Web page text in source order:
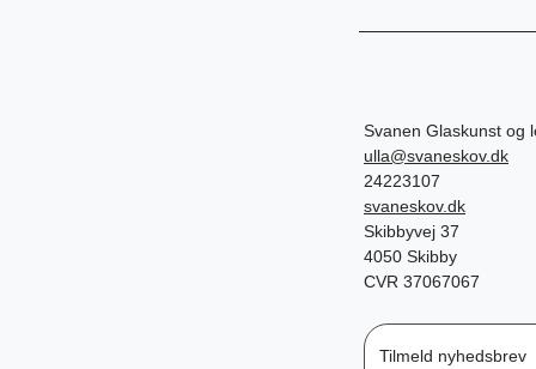
Svanen Glaskunst og
ulla@svaneskov.dk
24223107
svaneskov.dk
Skibbyvej 37
4050 Skibby
CVR 37067067
Tilmeld nyhedsbrev